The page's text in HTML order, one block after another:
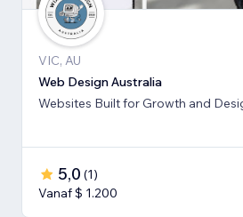
VIC, AU
Web Design Australia
Websites Built for Growth and
5,0 (1)
Vanaf $ 1.200